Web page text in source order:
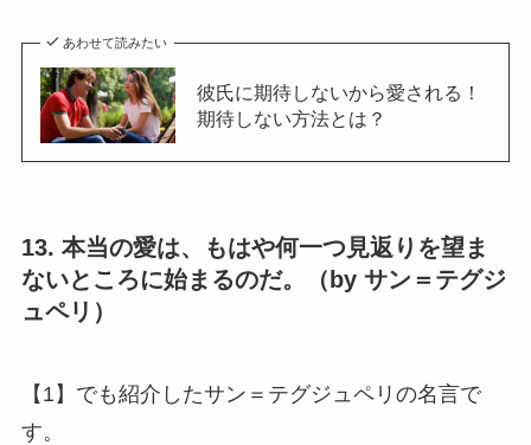
あわせて読みたい
彼氏に期待しないから愛される！
期待しない方法とは？
13. 本当の愛は、もはや何一つ見返りを望ま
ないところに始まるのだ。（by サン＝テグジ
ュペリ）
【1】でも紹介したサン＝テグジュペリの名言で
す。